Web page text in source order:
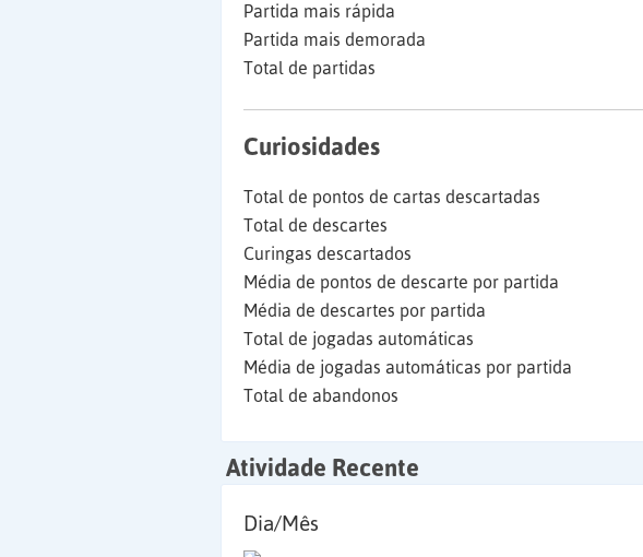
Partida mais rápida
Partida mais demorada
Total de partidas
Curiosidades
Total de pontos de cartas descartadas
Total de descartes
Curingas descartados
Média de pontos de descarte por partida
Média de descartes por partida
Total de jogadas automáticas
Média de jogadas automáticas por partida
Total de abandonos
Atividade Recente
Dia/Mês